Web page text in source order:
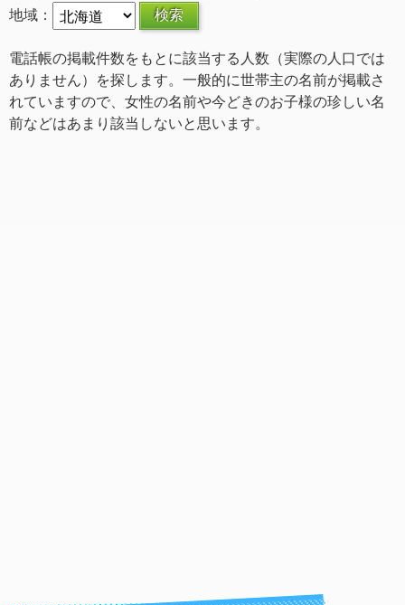
地域：
電話帳の掲載件数をもとに該当する人数（実際の人口では
ありません）を探します。一般的に世帯主の名前が掲載さ
れていますので、女性の名前や今どきのお子様の珍しい名
前などはあまり該当しないと思います。